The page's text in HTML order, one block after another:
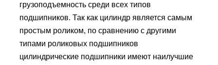
грузоподъемность среди всех типов
подшипников. Так как цилиндр является самым
простым роликом, по сравнению с другими
типами роликовых подшипников
цилиндрические подшипники имеют наилучшие